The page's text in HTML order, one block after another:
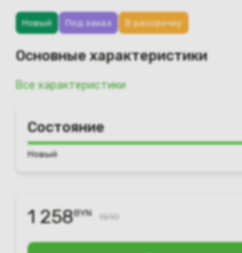
Новый Под заказ В рассрочку
Основные характеристики
Все характеристики
Состояние
Новый
1 258BYN 1510